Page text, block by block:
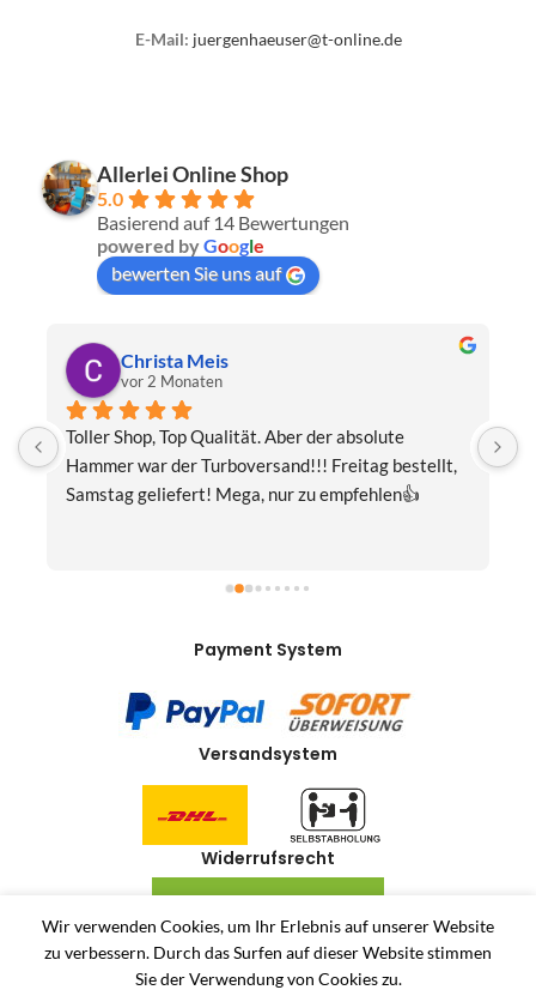
E-Mail: juergenhaeuser@t-online.de
Allerlei Online Shop
5.0
Basierend auf 14 Bewertungen
powered byGoogle
bewerten Sie uns auf
Christa Meis
vor 2 Monaten
Toller Shop, Top Qualität. Aber der absolute
Hammer war der Turboversand!!! Freitag bestellt,
Samstag geliefert! Mega, nur zu empfehlen👍
Payment System
Versandsystem
Widerrufsrecht
Allerlei-Online 2024Dienstleistungen Häuser. Antiquitäten und Second Hand
Produkte Online Shop.
Wir verwenden Cookies, um Ihr Erlebnis auf unserer Website
zu verbessern. Durch das Surfen auf dieser Website stimmen
Sie der Verwendung von Cookies zu.